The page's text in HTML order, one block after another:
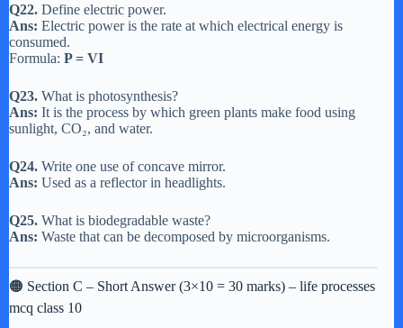
Q22. Define electric power.
Ans: Electric power is the rate at which electrical energy is
consumed.
Formula: P = VI
Q23. What is photosynthesis?
Ans: It is the process by which green plants make food using
sunlight, CO₂, and water.
Q24. Write one use of concave mirror.
Ans: Used as a reflector in headlights.
Q25. What is biodegradable waste?
Ans: Waste that can be decomposed by microorganisms.
🟠 Section C – Short Answer (3×10 = 30 marks) – life processes
mcq class 10